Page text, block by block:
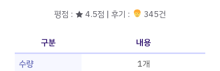
평점 : ★ 4.5점 | 후기 : 345건
구분
내용
수량
1개